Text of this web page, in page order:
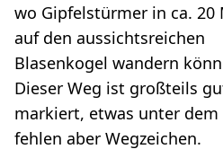
wo Gipfelstürmer in ca. 20
auf den aussichtsreichen
Blasenkogel wandern
Dieser Weg ist großteils
markiert, etwas unter dem
fehlen aber Wegzeichen.